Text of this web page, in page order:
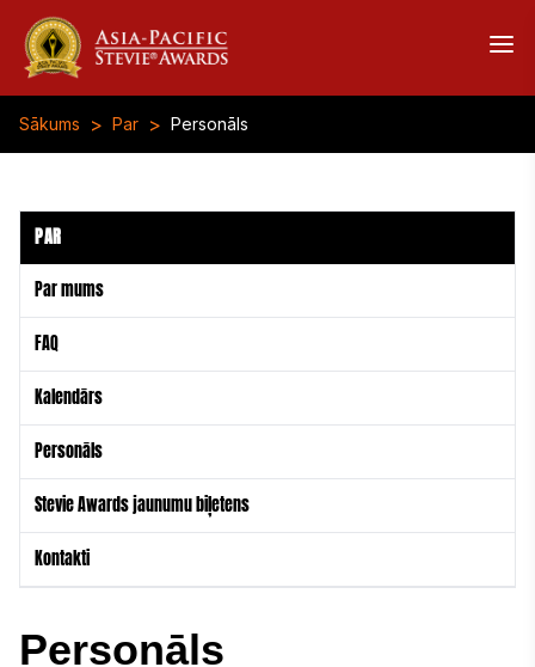
Sākums > Par > Personāls
PAR
Par mums
FAQ
Kalendārs
Personāls
Stevie Awards jaunumu biļetens
Kontakti
Personāls